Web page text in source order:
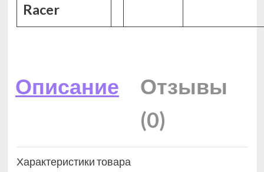
Racer
Описание
Отзывы
(0)
Характеристики товара